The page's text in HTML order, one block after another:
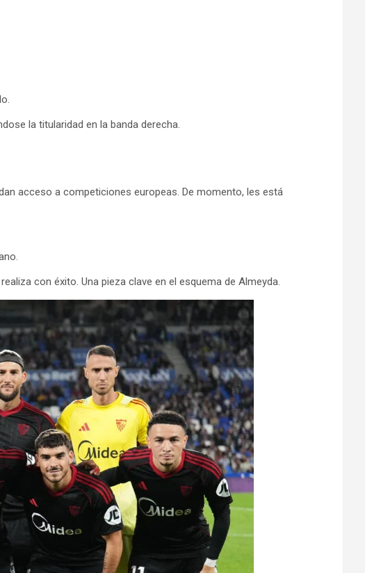
la titularidad en la banda derecha.
acceso a competiciones europeas. De momento, les está
con éxito. Una pieza clave en el esquema de Almeyda.